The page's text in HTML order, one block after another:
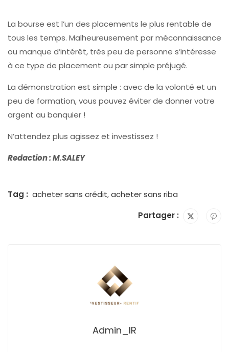
La bourse est l’un des placements le plus rentable de
tous les temps. Malheureusement par méconnaissance
ou manque d’intérêt, très peu de personne s’intéresse
à ce type de placement ou par simple préjugé.
La démonstration est simple : avec de la volonté et un
peu de formation, vous pouvez éviter de donner votre
argent au banquier !
N’attendez plus agissez et investissez !
Redaction : M.SALEY
Tag : acheter sans crédit,acheter sans riba
Partager :
Admin_IR